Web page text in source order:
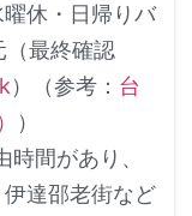
休・日帰りバ
（最終確認
）（参考： 台
）
間があり、
達邵老街など